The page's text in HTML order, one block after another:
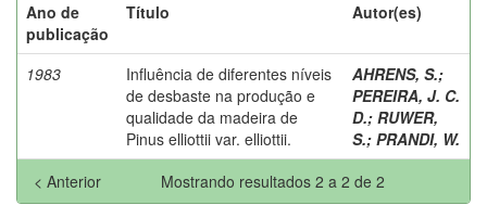
Ano de
publicação
Título Autor(es)
1983
Influência de diferentes níveis
de desbaste na produção e
qualidade da madeira de
Pinus elliottii var. elliottii.
AHRENS, S.;
PEREIRA, J. C.
D.; RUWER,
S.; PRANDI, W.
Mostrando resultados 2 a 2 de 2
< Anterior